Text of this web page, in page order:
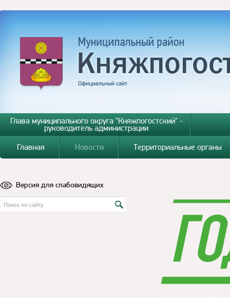
Глава муниципального округа "Княжпогостский" -
руководитель администрации
Главная
Новости Территориальные органы
Версия для слабовидящих